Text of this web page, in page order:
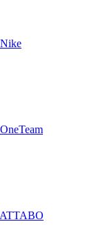
Nike
OneTeam
ATTABO